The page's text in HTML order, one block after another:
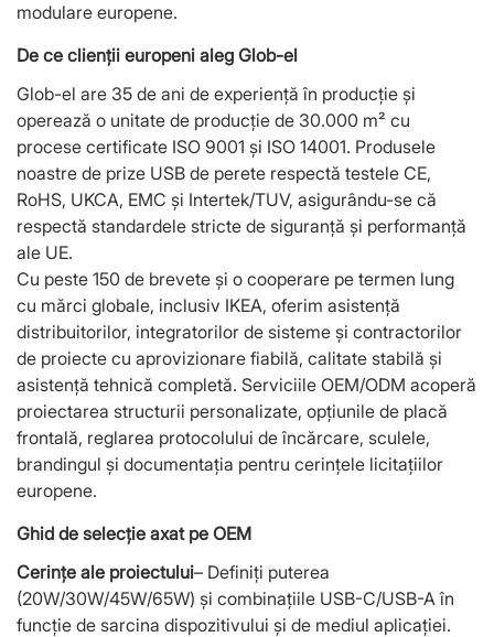
modulare europene.
De ce clienții europeni aleg Glob-el
Glob-el are 35 de ani de experiență în producție și
operează o unitate de producție de 30.000 m² cu
procese certificate ISO 9001 și ISO 14001. Produsele
noastre de prize USB de perete respectă testele CE,
RoHS, UKCA, EMC și Intertek/TUV, asigurându-se că
respectă standardele stricte de siguranță și performanță
ale UE.
Cu peste 150 de brevete și o cooperare pe termen lung
cu mărci globale, inclusiv IKEA, oferim asistență
distribuitorilor, integratorilor de sisteme și contractorilor
de proiecte cu aprovizionare fiabilă, calitate stabilă și
asistență tehnică completă. Serviciile OEM/ODM acoperă
proiectarea structurii personalizate, opțiunile de placă
frontală, reglarea protocolului de încărcare, sculele,
brandingul și documentația pentru cerințele licitațiilor
europene.
Ghid de selecție axat pe OEM
Cerințe ale proiectului– Definiți puterea
(20W/30W/45W/65W) și combinațiile USB-C/USB-A în
funcție de sarcina dispozitivului și de mediul aplicației.